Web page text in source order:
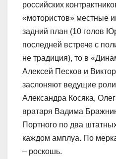
российских
«мотористов» местные
задний план (10 голов
последней встрече с
не традиция), то в
Алексей Песков и
заслоняют ведущие
Александра Косяка,
вратаря Вадима
Портного по два
каждом амплуа. По
– роскошь.